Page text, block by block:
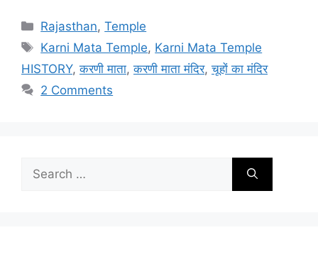
Categories
Rajasthan,Temple
Tags
Karni Mata Temple, Karni Mata Temple
HISTORY,करणी माता,करणी माता मंदिर,चूहों का मंदिर
2 Comments
for: